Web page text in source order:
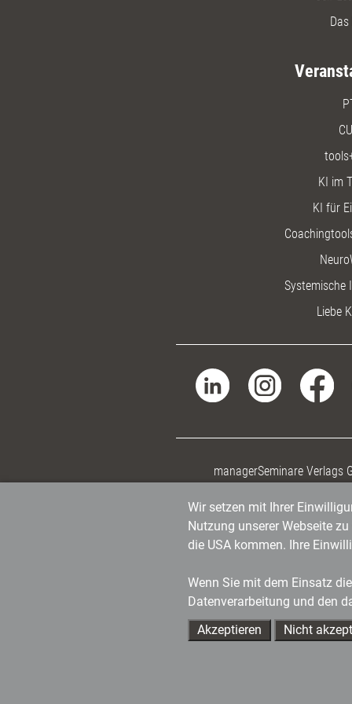
KI im
KI für
Systemische
Liebe
managerSeminare Verlags
Wir setzen mit Ihrer
Nutzung unserer Webseite
die USA kommen. Ihre
Wenn Sie mit dem Einsatz
Datenverarbeitung und den
Akzeptieren
Nicht